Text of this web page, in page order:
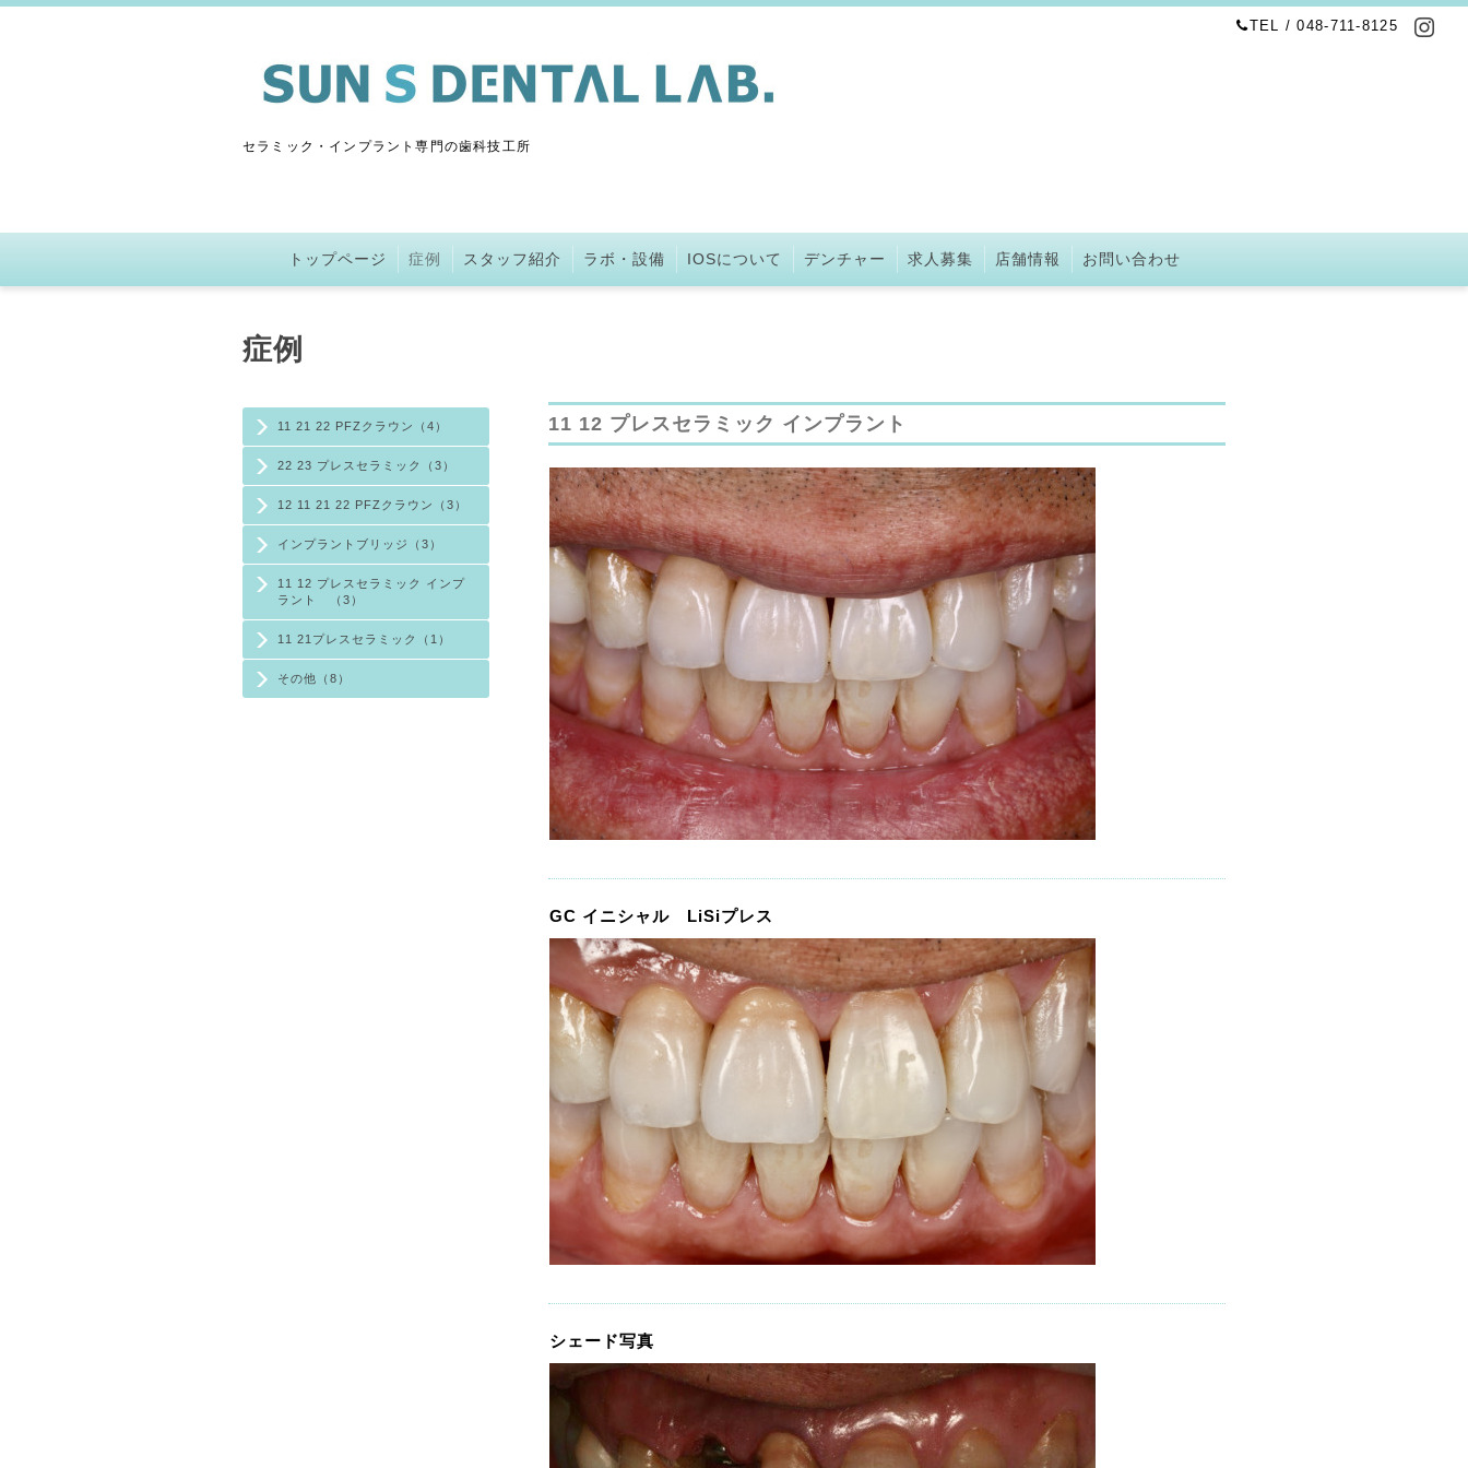
TEL / 048-711-8125
セラミック・インプラント専門の歯科技工所
トップページ 症例 スタッフ紹介 ラボ・設備 IOSについて デンチャー 求人募集 店舗情報 お問い合わせ
11 21 22 PFZクラウン（4）
22 23 プレスセラミック（3）
12 11 21 22 PFZクラウン（3）
インプラントブリッジ（3）
11 12 プレスセラミック インプ
ラント （3）
11 21プレスセラミック（1）
その他（8）
症例
11 12 プレスセラミック インプラント
GC イニシャル LiSiプレス
シェード写真